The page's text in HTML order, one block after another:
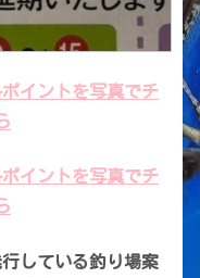
イントを写真でチ
イントを写真でチ
している釣り場案